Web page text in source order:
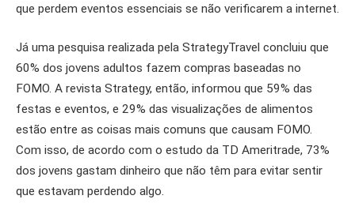
que perdem eventos essenciais se não verificarem a internet.
Já uma pesquisa realizada pela StrategyTravel concluiu que
60% dos jovens adultos fazem compras baseadas no
FOMO. A revista Strategy, então, informou que 59% das
festas e eventos, e 29% das visualizações de alimentos
estão entre as coisas mais comuns que causam FOMO.
Com isso, de acordo com o estudo da TD Ameritrade, 73%
dos jovens gastam dinheiro que não têm para evitar sentir
que estavam perdendo algo.